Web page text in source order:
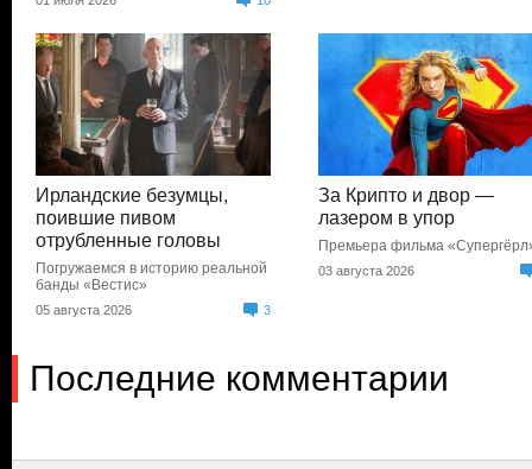
Ирландские безумцы,
поившие пивом
отрубленные головы
Погружаемся в историю реальной
банды «Вестис»
05 августа 2026 3
За Крипто и двор —
лазером в упор
Премьера фильма
03 августа 2026
Последние комментарии